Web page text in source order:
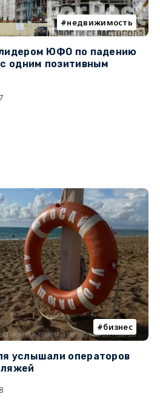
недвижимость
ЮФО по падению
одним позитивным
бизнес
услышали операторов